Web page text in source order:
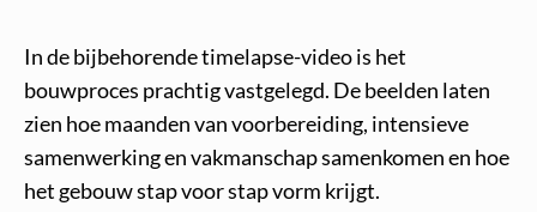
In de bijbehorende timelapse-video is het
bouwproces prachtig vastgelegd. De beelden laten
zien hoe maanden van voorbereiding, intensieve
samenwerking en vakmanschap samenkomen en hoe
het gebouw stap voor stap vorm krijgt.